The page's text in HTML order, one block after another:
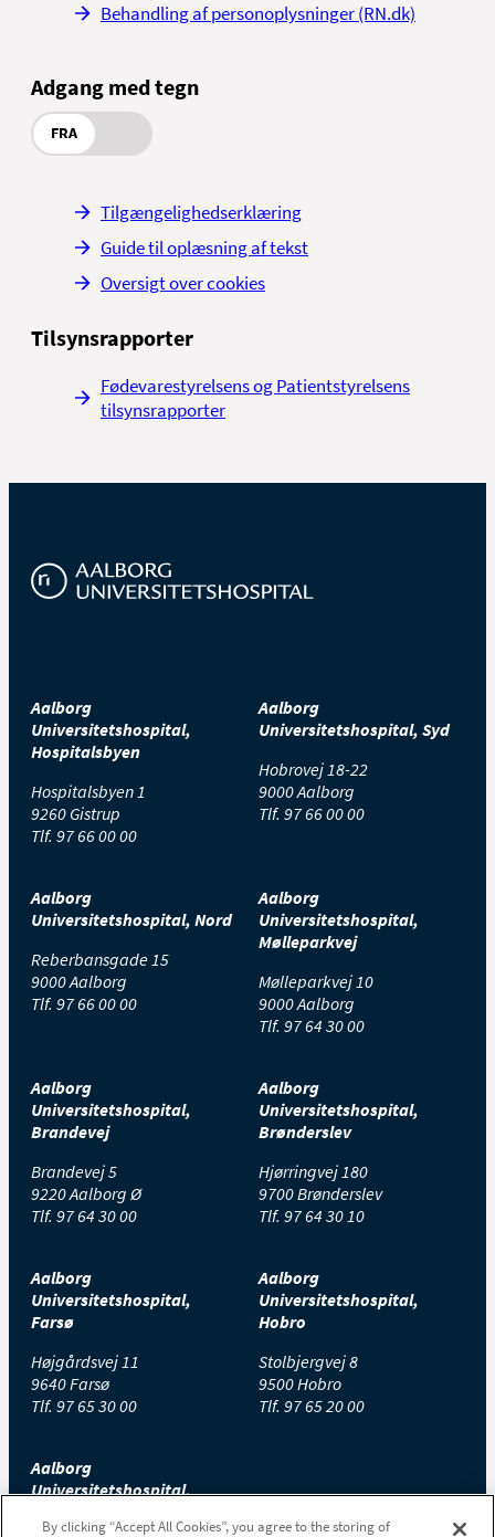
Behandling af personoplysninger (RN.dk)
Adgang med tegn
FRA
Tilgængelighedserklæring
Guide til oplæsning af tekst
Oversigt over cookies
Tilsynsrapporter
Fødevarestyrelsens og Patientstyrelsens
tilsynsrapporter
Aalborg
Universitetshospital,
Hospitalsbyen
Hospitalsbyen 1
9260 Gistrup
Tlf. 97 66 00 00
Aalborg
Universitetshospital, Syd
Hobrovej 18-22
9000 Aalborg
Tlf. 97 66 00 00
Aalborg
Universitetshospital, Nord
Reberbansgade 15
9000 Aalborg
Tlf. 97 66 00 00
Aalborg
Universitetshospital,
Mølleparkvej
Mølleparkvej 10
9000 Aalborg
Tlf. 97 64 30 00
Aalborg
Universitetshospital,
Brandevej
Brandevej 5
9220 Aalborg Ø
Tlf. 97 64 30 00
Aalborg
Universitetshospital,
Brønderslev
Hjørringvej 180
9700 Brønderslev
Tlf. 97 64 30 10
Aalborg
Universitetshospital,
Farsø
Højgårdsvej 11
9640 Farsø
Tlf. 97 65 30 00
Aalborg
Universitetshospital,
Hobro
Stolbjergvej 8
9500 Hobro
Tlf. 97 65 20 00
Aalborg
Universitetshospital,
By clicking “Accept All Cookies”, you agree to the storing of